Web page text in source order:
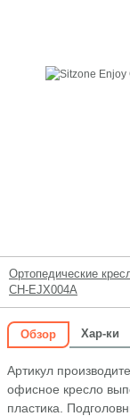
Ортопедические
CH-EJX004A
Обзор Хар-ки
Артикул
офисное кресло
пластика.